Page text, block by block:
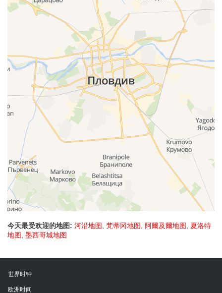
今天最受欢迎的地图: 河沿地图, 梵蒂冈地图, 阿爾及爾地图, 夏洛特
地图, 墨西哥城地图
世界时钟
欧洲时间